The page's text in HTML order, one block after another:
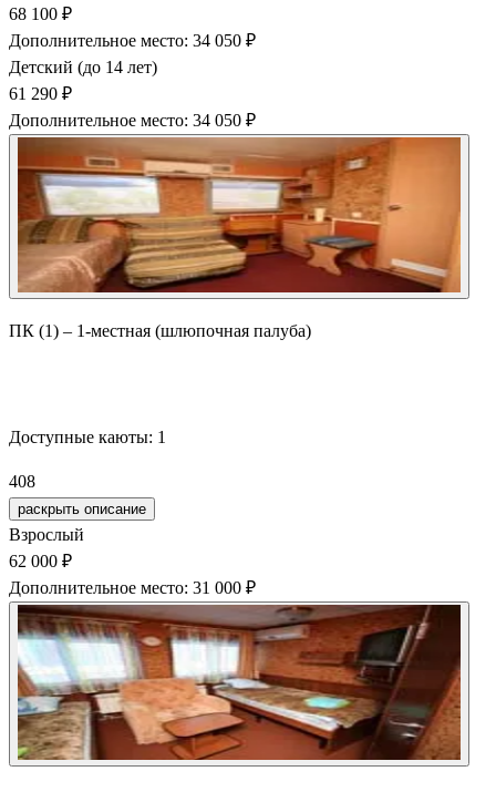
68 100 ₽
Дополнительное место: 34 050 ₽
Детский (до 14 лет)
61 290 ₽
Дополнительное место: 34 050 ₽
ПК (1) – 1-местная (шлюпочная палуба)
Доступные каюты: 1
408
раскрыть описание
Взрослый
62 000 ₽
Дополнительное место: 31 000 ₽